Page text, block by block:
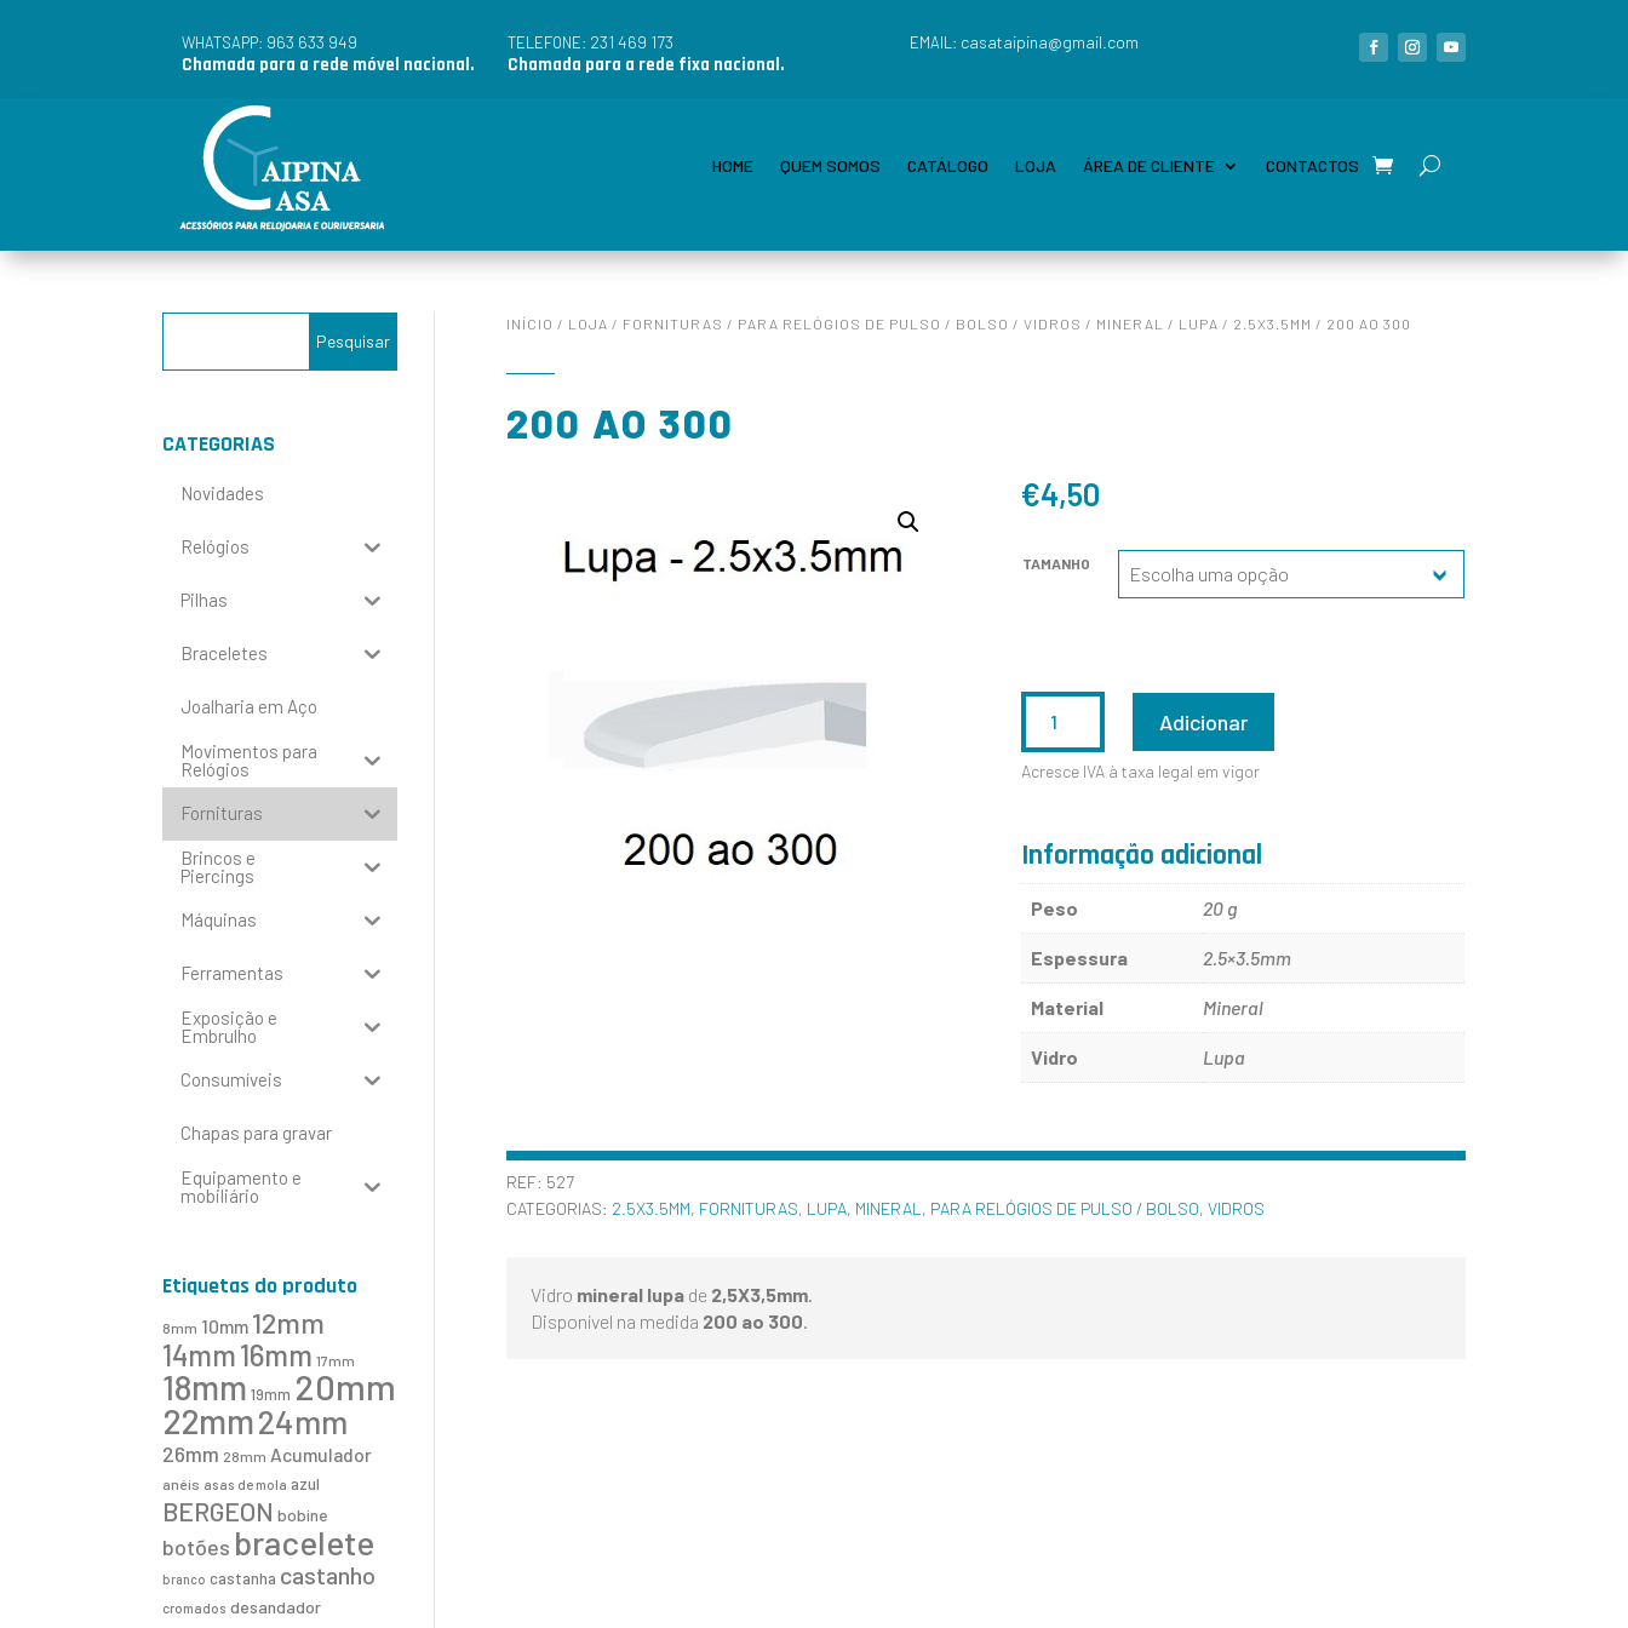
WHATSAPP: 963 633 949
Chamada para a rede móvel nacional.
TELEFONE: 231 469 173
Chamada para a rede fixa nacional.
EMAIL: casataipina@gmail.com
HOME QUEM SOMOS CATÁLOGO LOJA ÁREA DE CLIENTE CONTACTOS
CATEGORIAS
Novidades
Relógios
Pilhas
Braceletes
Joalharia em Aço
Movimentos para
Relógios
Fornituras
Brincos e
Piercings
Máquinas
Ferramentas
Exposição e
Embrulho
Consumíveis
Chapas para gravar
Equipamento e
mobiliário
Etiquetas do produto
8mm 10mm 12mm
14mm16mm 17mm
18mm 19mm 20mm
22mm24mm
26mm 28mm Acumulador
anéis asas de mola azul
BERGEON bobine
botões bracelete
branco castanha castanho
cromados desandador
INÍCIO / LOJA / FORNITURAS / PARA RELÓGIOS DE PULSO / BOLSO / VIDROS / MINERAL / LUPA / 2.5X3.5MM / 200 AO 300
200 AO 300
€4,50
TAMANHO
QUANTIDADE
DE
AO
300
Adicionar
Acresce IVA à taxa legal em vigor
Informação adicional
Peso 20 g
Espessura 2.5×3.5mm
Material Mineral
Vidro Lupa
REF: 527
CATEGORIAS: 2.5X3.5MM, FORNITURAS, LUPA, MINERAL , PARA RELÓGIOS DE PULSO / BOLSO, VIDROS
Vidro mineral lupade 2,5X3,5mm.
Disponível na medida 200 ao 300.